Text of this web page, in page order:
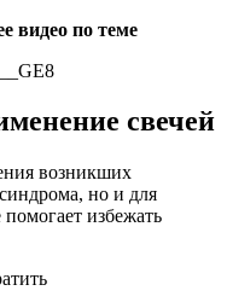
видео по теме
свечей
возникших
но и для
избежать